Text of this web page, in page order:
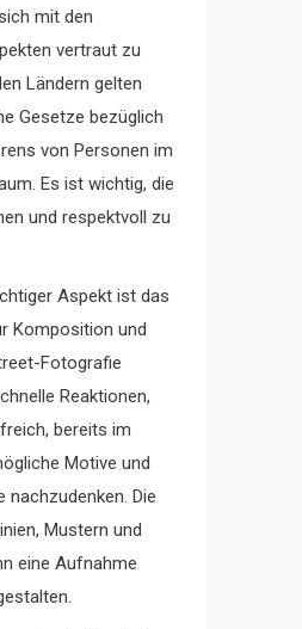
mit den
vertraut zu
Ländern gelten
Gesetze bezüglich
von Personen im
Es ist wichtig, die
und respektvoll zu
Aspekt ist das
Komposition und
Fotografie
Reaktionen,
bereits im
Motive und
nachzudenken. Die
Mustern und
eine Aufnahme